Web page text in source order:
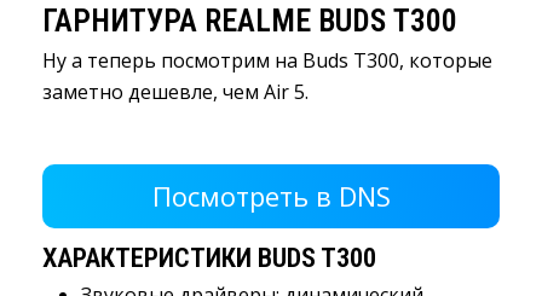
ГАРНИТУРА REALME BUDS T300
Ну а теперь посмотрим на Buds T300, которые
заметно дешевле, чем Air 5.
Посмотреть в DNS
ХАРАКТЕРИСТИКИ BUDS T300